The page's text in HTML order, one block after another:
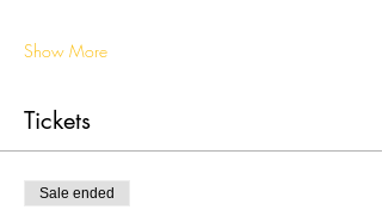
Show More
Tickets
Sale ended